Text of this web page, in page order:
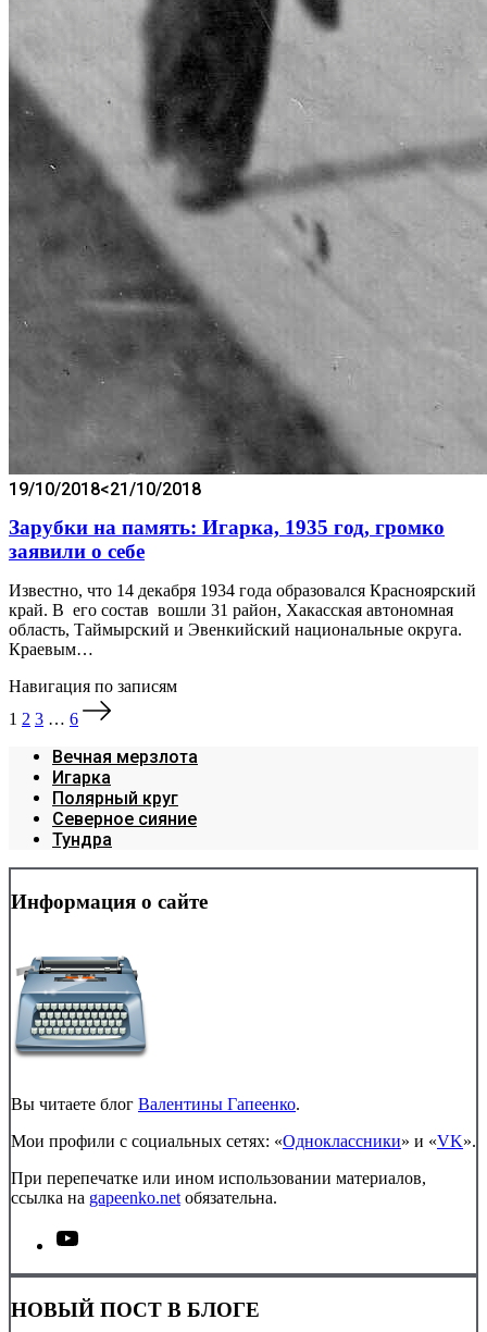
19/10/2018<21/10/2018
Зарубки на память: Игарка, 1935 год, громко
заявили о себе
Известно, что 14 декабря 1934 года образовался Красноярский
край. В его состав вошли 31 район, Хакасская автономная
область, Таймырский и Эвенкийский национальные округа.
Краевым…
Навигация по записям
1 2 3 … 6
Вечная мерзлота
Игарка
Полярный круг
Северное сияние
Тундра
Информация о сайте
Вы читаете блог Валентины Гапеенко.
Мои профили с социальных сетях: «Одноклассники» и «VK».
При перепечатке или ином использовании материалов,
ссылка на gapeenko.netобязательна.
НОВЫЙ ПОСТ В БЛОГЕ